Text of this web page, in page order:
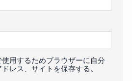
用するためブラウザーに自分
レス、サイトを保存する。